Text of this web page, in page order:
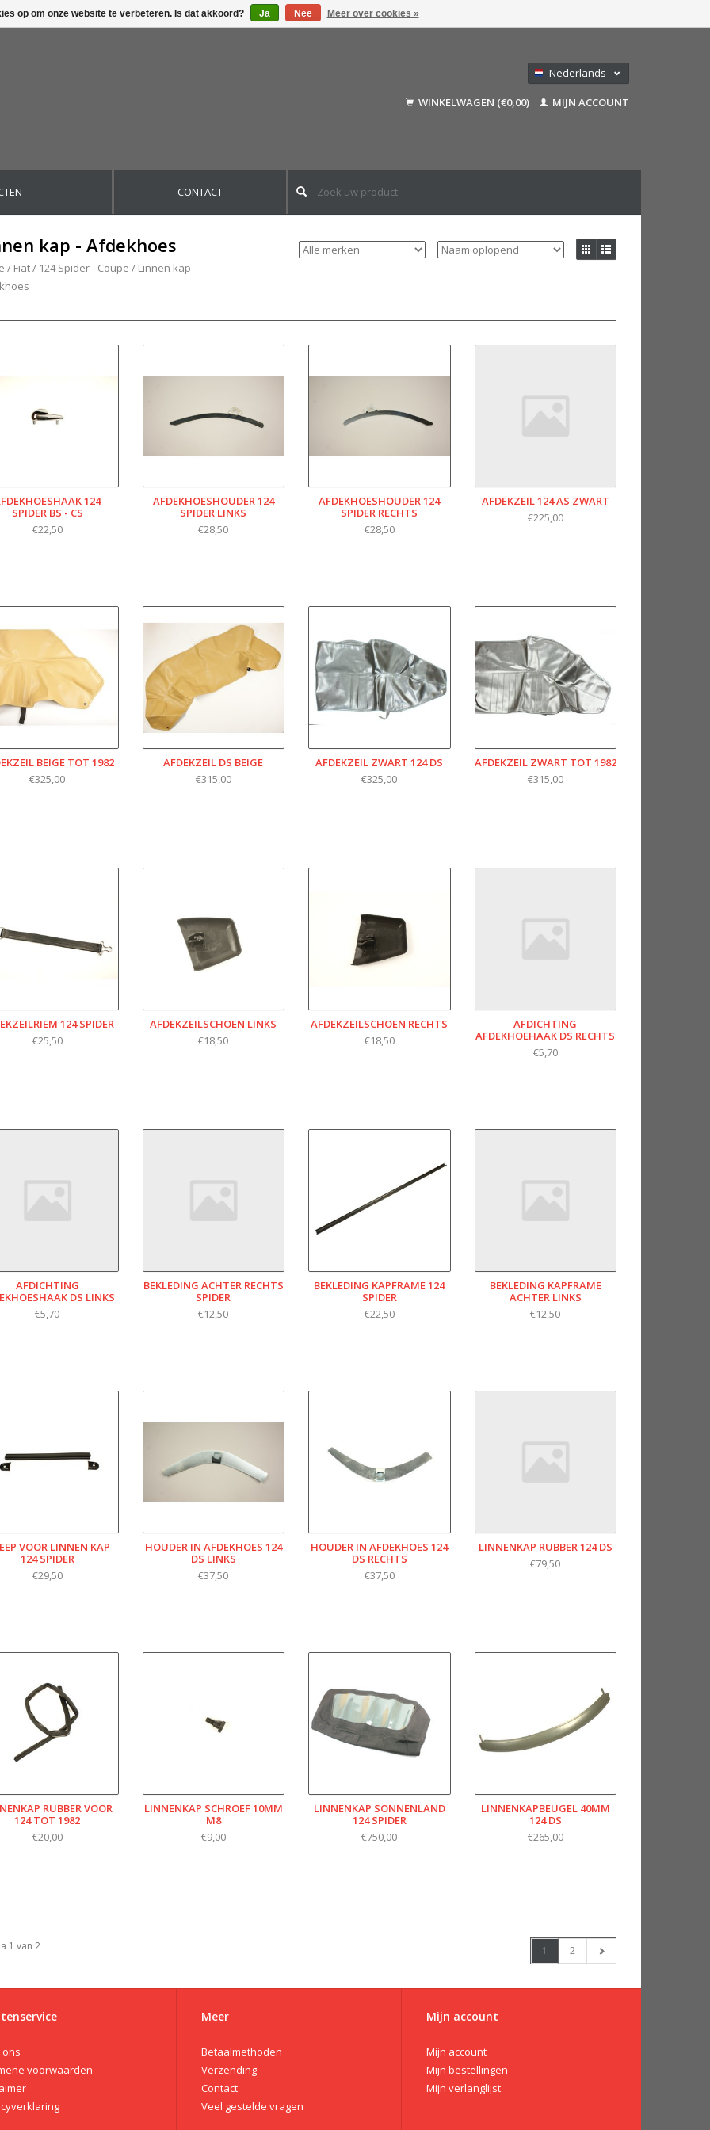
Nederlands
Français
WINKELWAGEN (€0,00) MIJN ACCOUNT
CONTACT
kap - Afdekhoes
/ Fiat/ 124 Spider - Coupe / Linnen kap -
124
SPIDER BS - CS
€22,50
AFDEKHOESHOUDER 124
SPIDER LINKS
€28,50
AFDEKHOESHOUDER 124
SPIDER RECHTS
€28,50
AFDEKZEIL 124 AS ZWART
€225,00
BEIGE TOT 1982
€325,00
AFDEKZEIL DS BEIGE
€315,00
AFDEKZEIL ZWART 124 DS
€325,00
AFDEKZEIL ZWART TOT 1982
€315,00
124 SPIDER
€25,50
AFDEKZEILSCHOEN LINKS
€18,50
AFDEKZEILSCHOEN RECHTS
€18,50
AFDICHTING
AFDEKHOEHAAK DS RECHTS
€5,70
AFDICHTING
DS LINKS
€5,70
BEKLEDING ACHTER RECHTS
SPIDER
€12,50
BEKLEDING KAPFRAME 124
SPIDER
€22,50
BEKLEDING KAPFRAME
ACHTER LINKS
€12,50
VOOR LINNEN KAP
124 SPIDER
€29,50
HOUDER IN AFDEKHOES 124
DS LINKS
€37,50
HOUDER IN AFDEKHOES 124
DS RECHTS
€37,50
LINNENKAP RUBBER 124 DS
€79,50
RUBBER VOOR
124 TOT 1982
€20,00
LINNENKAP SCHROEF 10MM
M8
€9,00
LINNENKAP SONNENLAND
124 SPIDER
€750,00
LINNENKAPBEUGEL 40MM
124 DS
€265,00
1 van 2 1 2
ons
voorwaarden
Meer
Betaalmethoden
Verzending
Contact
Veel gestelde vragen
Mijn account
Mijn account
Mijn bestellingen
Mijn verlanglijst
op om onze website te verbeteren. Is dat akkoord? Ja Nee Meer over cookies »